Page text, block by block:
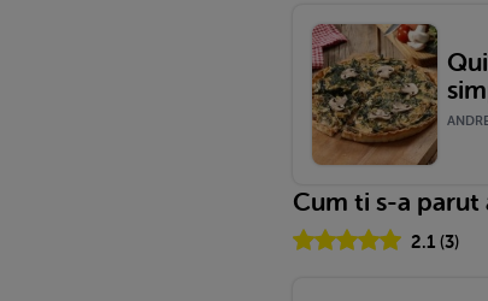
Cum ti s-a
2.1(3)